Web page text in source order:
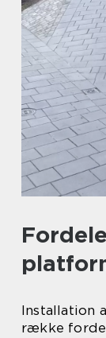
Installation
række